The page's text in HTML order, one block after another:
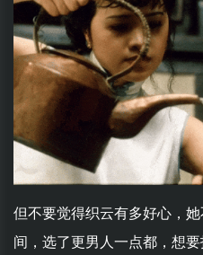
但不要觉得织云有多好心，
间，选了更男人一点都，想要